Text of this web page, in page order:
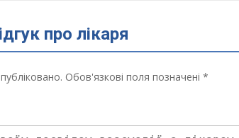
про лікаря
Обов'язкові поля позначені *